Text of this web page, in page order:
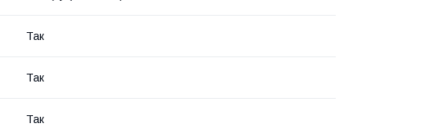
Так
Так
Так